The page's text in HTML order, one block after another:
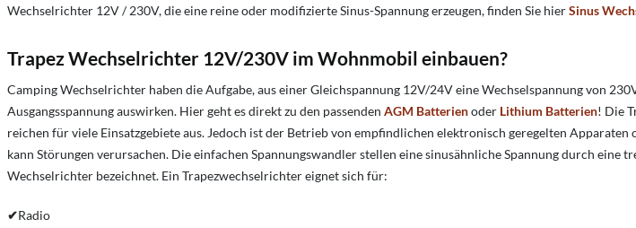
Wechselrichter 12V / 230V, die eine reine oder modifizierte Sinus-Spannung erzeugen, finden Sie hierSinus
Trapez Wechselrichter 12V/230V im Wohnmobil einbauen?
Camping Wechselrichter haben die Aufgabe, aus einer Gleichspannung 12V/24V eine Wechselspannung von
Ausgangsspannung auswirken. Hier geht es direkt zu den passenden AGM Batterienoder Lithium Batterien! Die
reichen für viele Einsatzgebiete aus. Jedoch ist der Betrieb von empfindlichen elektronisch geregelten
kann Störungen verursachen. Die einfachen Spannungswandler stellen eine sinusähnliche Spannung durch
Wechselrichter bezeichnet. Ein Trapezwechselrichter eignet sich für:
✔Radio